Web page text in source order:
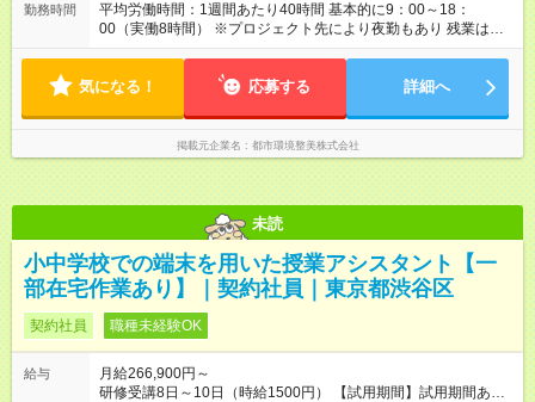
勤務時間
平均労働時間：1週間あたり40時間 基本的に9：00～18：
00（実働8時間） ※プロジェクト先により夜勤もあり 残業は月
10時間以下と少なめです！ 平均労働時間：1週間あたり40時間
夜勤もあり 残業は月10時間以下と少なめです！
気になる！ 応募する 詳細へ
掲載元企業名 都市環境整美株式会社
未読
小中学校での端末を用いた授業アシスタント【一
部在宅作業あり】｜契約社員｜東京都渋谷区
契約社員 職種未経験OK
給与
月給266,900円～
研修受講8日～10日（時給1500円） 【試用期間】試用期間あり